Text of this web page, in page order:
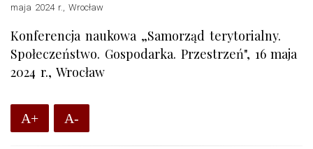
maja 2024 r., Wrocław
Konferencja naukowa „Samorząd terytorialny.
Społeczeństwo. Gospodarka. Przestrzeń", 16 maja
2024 r., Wrocław
A+ A-